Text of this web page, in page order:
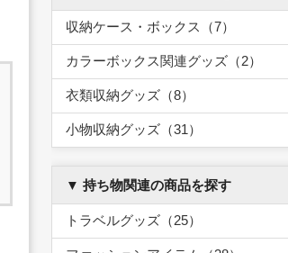
収納ケース・ボックス（7）
カラーボックス関連グッズ（2）
衣類収納グッズ（8）
小物収納グッズ（31）
▼ 持ち物関連の商品を探す
トラベルグッズ（25）